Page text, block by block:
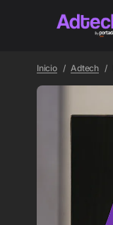
Inicio Adtech